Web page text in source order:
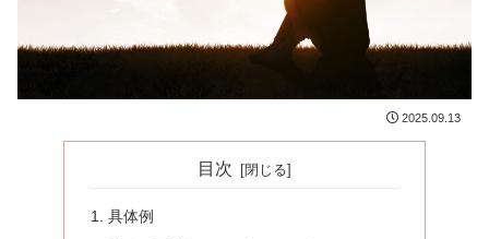
2025.09.13
目次
具体例